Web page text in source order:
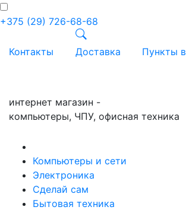
+375 (29) 726-68-68
Контакты
Доставка Пункты
интернет магазин -
компьютеры, ЧПУ, офисная техника
Компьютеры и сети
Электроника
Сделай сам
Бытовая техника